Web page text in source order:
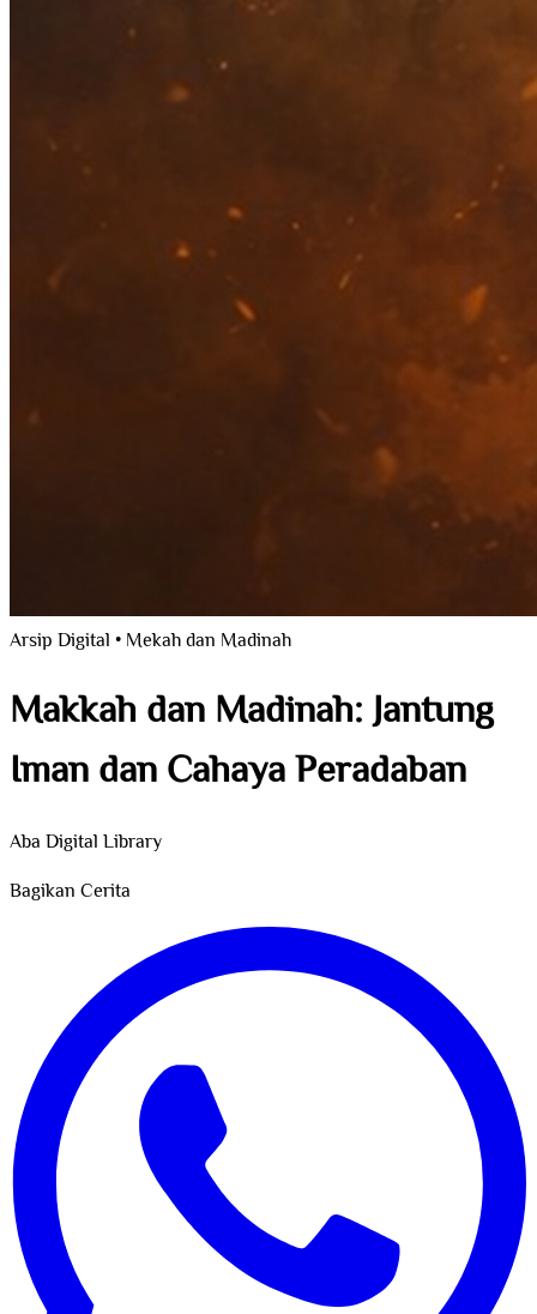
Arsip Digital • Mekah dan Madinah
Makkah dan Madinah: Jantung
Iman dan Cahaya Peradaban
Aba Digital Library
Bagikan Cerita